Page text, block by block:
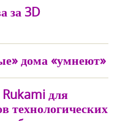
за 3D
дома «умнеют»
для
технологических